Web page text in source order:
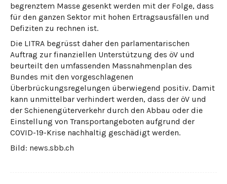
begrenztem Masse gesenkt werden mit der Folge, dass
für den ganzen Sektor mit hohen Ertragsausfällen und
Defiziten zu rechnen ist.
Die LITRA begrüsst daher den parlamentarischen
Auftrag zur finanziellen Unterstützung des öV und
beurteilt den umfassenden Massnahmenplan des
Bundes mit den vorgeschlagenen
Überbrückungsregelungen überwiegend positiv. Damit
kann unmittelbar verhindert werden, dass der öV und
der Schienengüterverkehr durch den Abbau oder die
Einstellung von Transportangeboten aufgrund der
COVID-19-Krise nachhaltig geschädigt werden.
Bild: news.sbb.ch